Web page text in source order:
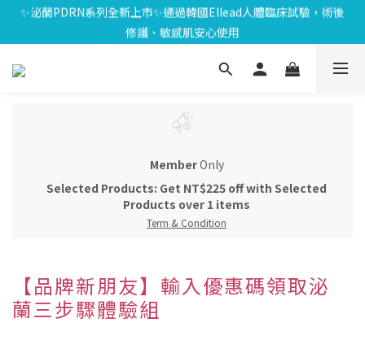
⏰8/01-8/18限定⏰下單送泌雪平衡面膜,滿$1000送緊緻Q彈組,滿
$1799再享Uber點數$200
✨泌蘭PDRN系列全新上市✨通過韓國Ellead人體臨床試驗，術後
修護、敏感肌安心使用
點可折抵1元；生日再送生日禮金
$1799再享Uber點數$200
MemberOnly
Selected Products: Get NT$225 off with Selected
Products over 1 items
Term & Condition
【品牌新朋友】輸入優惠碼領取泌
蘭三步驟體驗組